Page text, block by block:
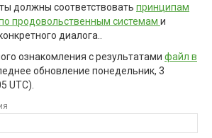
должны соответствовать принципам
продовольственным системам и
диалога..
ознакомления с результатами файл в
обновление понедельник, 3
UTC).